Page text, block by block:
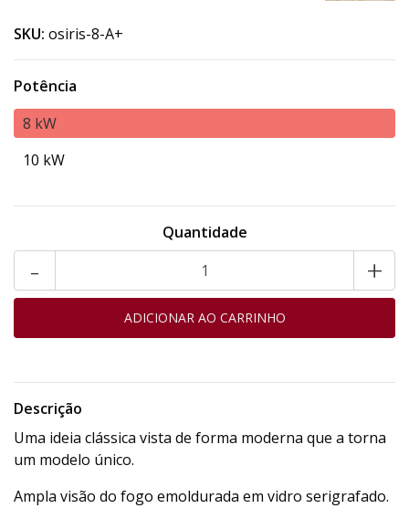
SKU: osiris-8-A+
Potência
8 kW
10 kW
Quantidade
- +
Descrição
Uma ideia clássica vista de forma moderna que a torna
um modelo único.
Ampla visão do fogo emoldurada em vidro serigrafado.